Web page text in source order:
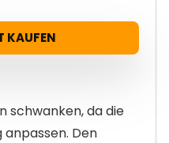
KAUFEN
schwanken, da die
Den